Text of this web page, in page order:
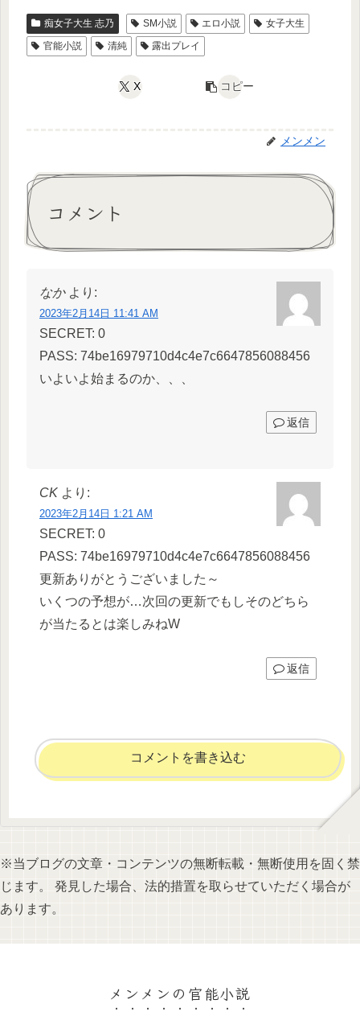
痴女子大生 志乃 SM小説 エロ小説
女子大生
官能小説
清純 露出プレイ
X コピー
メンメン
コメント
なか より:
2023年2月14日 11:41 AM
SECRET: 0
PASS: 74be16979710d4c4e7c6647856088456
いよいよ始まるのか、、、
返信
CK より:
2023年2月14日 1:21 AM
SECRET: 0
PASS: 74be16979710d4c4e7c6647856088456
更新ありがとうございました～
いくつの予想が…次回の更新でもしそのどちら
が当たるとは楽しみねW
返信
コメントを書き込む
※当ブログの文章・コンテンツの無断転載・無断使用を固く禁
じます。 発見した場合、法的措置を取らせていただく場合が
あります。
メンメンの官能小説